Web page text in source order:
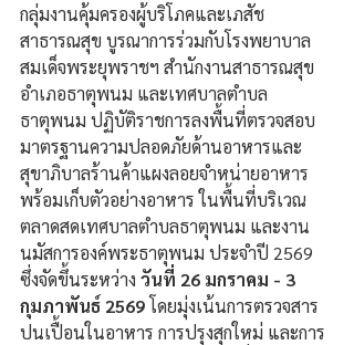
กลุ่มงานคุ้มครองผู้บริโภคและเภสัช
สาธารณสุข บูรณาการร่วมกับโรงพยาบาล
สมเด็จพระยุพราชฯ สำนักงานสาธารณสุข
อำเภอธาตุพนม และเทศบาลตำบล
ธาตุพนม ปฏิบัติราชการลงพื้นที่ตรวจสอบ
มาตรฐานความปลอดภัยด้านอาหารและ
สุขาภิบาลร้านค้าแผงลอยจำหน่ายอาหาร
พร้อมเก็บตัวอย่างอาหาร ในพื้นที่บริเวณ
ตลาดสดเทศบาลตำบลธาตุพนม และงาน
นมัสการองค์พระธาตุพนม ประจำปี 2569
ซึ่งจัดขึ้นระหว่าง วันที่ 26 มกราคม - 3
กุมภาพันธ์ 2569 โดยมุ่งเน้นการตรวจสาร
ปนเปื้อนในอาหาร การปรุงสุกใหม่ และการ